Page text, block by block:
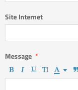
Site Internet
Message